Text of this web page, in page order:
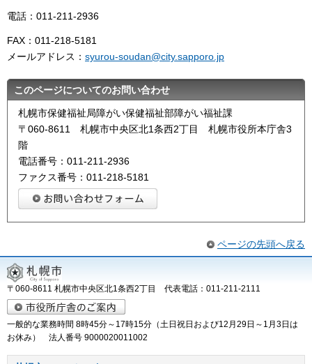
電話：011-211-2936
FAX：011-218-5181
メールアドレス： syurou-soudan@city.sapporo.jp
このページについてのお問い合わせ
札幌市保健福祉局障がい保健福祉部障がい福祉課
〒060-8611 札幌市中央区北1条西2丁目 札幌市役所本庁舎3
階
電話番号：011-211-2936
ファクス番号：011-218-5181
ページの先頭へ戻る
〒060-8611 札幌市中央区北1条西2丁目 代表電話：011-211-2111
一般的な業務時間 8時45分～17時15分（土日祝日および12月29日～1月3日は
お休み） 法人番号 9000020011002